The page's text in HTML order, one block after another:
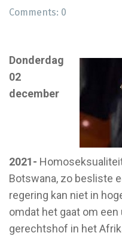
Comments: 0
Donderdag
02
december
2021-
Botswana, zo besliste
regering kan niet in
omdat het gaat om
gerechtshof in het